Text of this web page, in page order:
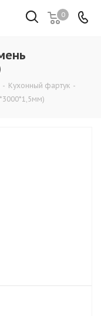
0
- Кухонный фартук -